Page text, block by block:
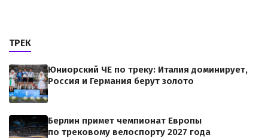
ТРЕК
Юниорский ЧЕ по треку: Италия доминирует,
Россия и Германия берут золото
Берлин примет чемпионат Европы
по трековому велоспорту 2027 года